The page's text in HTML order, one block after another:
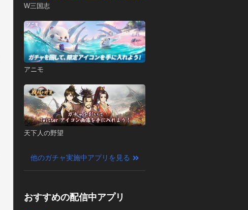
W三国志
アニモ
天下人の野望
他のガチャ実施中アプリを見る
おすすめの配信中アプリ